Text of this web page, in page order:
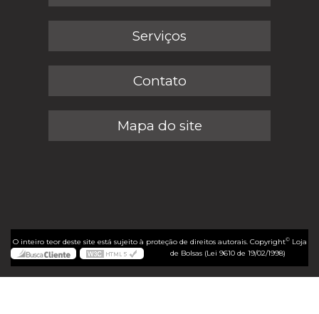
Serviços
Contato
Mapa do site
O inteiro teor deste site está sujeito à proteção de direitos autorais. Copyright©Loja
de Bolsas (Lei 9610 de 19/02/1998)